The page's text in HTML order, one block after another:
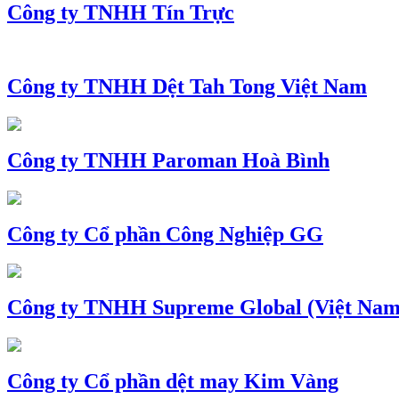
Công ty TNHH Tín Trực
Công ty TNHH Dệt Tah Tong Việt Nam
Công ty TNHH Paroman Hoà Bình
Công ty Cổ phần Công Nghiệp GG
Công ty TNHH Supreme Global (Việt
Công ty Cổ phần dệt may Kim Vàng